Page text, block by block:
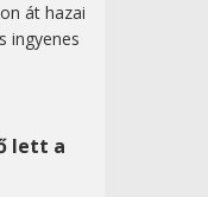
át hazai
ingyenes
lett a